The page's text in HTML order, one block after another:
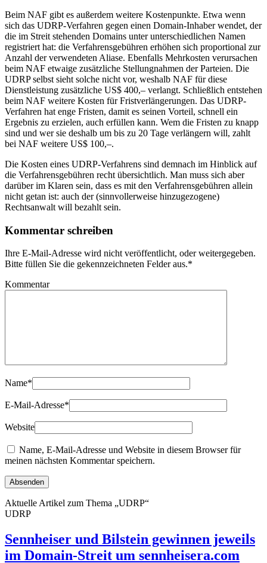
Beim NAF gibt es außerdem weitere Kostenpunkte. Etwa wenn
sich das UDRP-Verfahren gegen einen Domain-Inhaber wendet, der
die im Streit stehenden Domains unter unterschiedlichen Namen
registriert hat: die Verfahrensgebühren erhöhen sich proportional zur
Anzahl der verwendeten Aliase. Ebenfalls Mehrkosten verursachen
beim NAF etwaige zusätzliche Stellungnahmen der Parteien. Die
UDRP selbst sieht solche nicht vor, weshalb NAF für diese
Dienstleistung zusätzliche US$ 400,– verlangt. Schließlich entstehen
beim NAF weitere Kosten für Fristverlängerungen. Das UDRP-
Verfahren hat enge Fristen, damit es seinen Vorteil, schnell ein
Ergebnis zu erzielen, auch erfüllen kann. Wem die Fristen zu knapp
sind und wer sie deshalb um bis zu 20 Tage verlängern will, zahlt
bei NAF weitere US$ 100,–.
Die Kosten eines UDRP-Verfahrens sind demnach im Hinblick auf
die Verfahrensgebühren recht übersichtlich. Man muss sich aber
darüber im Klaren sein, dass es mit den Verfahrensgebühren allein
nicht getan ist: auch der (sinnvollerweise hinzugezogene)
Rechtsanwalt will bezahlt sein.
Kommentar schreiben
Ihre E-Mail-Adresse wird nicht veröffentlicht, oder weitergegeben.
Bitte füllen Sie die gekennzeichneten Felder aus.*
Kommentar
Name*
E-Mail-Adresse*
Website
Name, E-Mail-Adresse und Website in diesem Browser für
meinen nächsten Kommentar speichern.
Aktuelle Artikel zum Thema „UDRP“
UDRP
Sennheiser und Bilstein gewinnen jeweils
im Domain-Streit um sennheisera.com